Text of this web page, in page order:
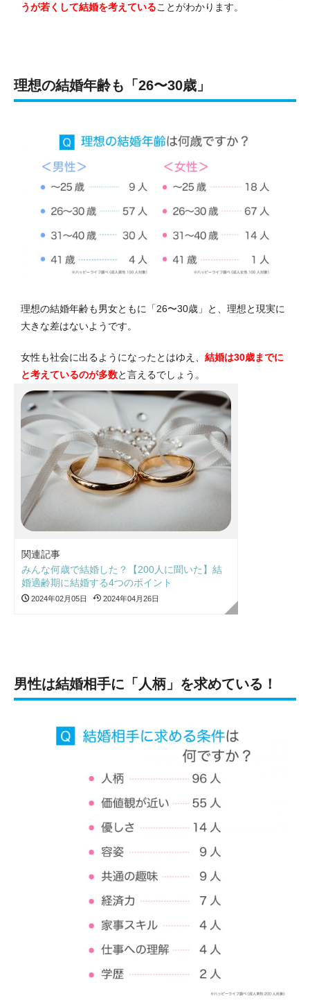
うが若くして結婚を考えていることがわかります。
理想の結婚年齢も「26〜30歳」
理想の結婚年齢も男女ともに「26〜30歳」と、理想と現実に
大きな差はないようです。
女性も社会に出るようになったとはゆえ、 結婚は30歳までに
と考えているのが多数と言えるでしょう。
関連記事
みんな何歳で結婚した？【200人に聞いた】結
婚適齢期に結婚する4つのポイント
2024年02月05日 2024年04月26日
男性は結婚相手に「人柄」を求めている！